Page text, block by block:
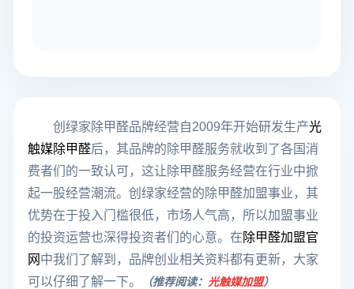
创绿家除甲醛品牌经营自2009年开始研发生产光
触媒除甲醛后，其品牌的除甲醛服务就收到了各国消
费者们的一致认可，这让除甲醛服务经营在行业中掀
起一股经营潮流。创绿家经营的除甲醛加盟事业，其
优势在于投入门槛很低，市场人气高，所以加盟事业
的投资运营也深得投资者们的心意。在除甲醛加盟官
网 中我们了解到，品牌创业相关资料都有更新，大家
可以仔细了解一下。
（推荐阅读： 光触媒加盟）